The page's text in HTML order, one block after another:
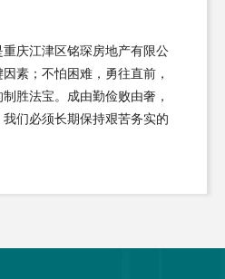
庆江津区铭琛房地产有限公
素；不怕困难，勇往直前，
胜法宝。成由勤俭败由奢，
们必须长期保持艰苦务实的